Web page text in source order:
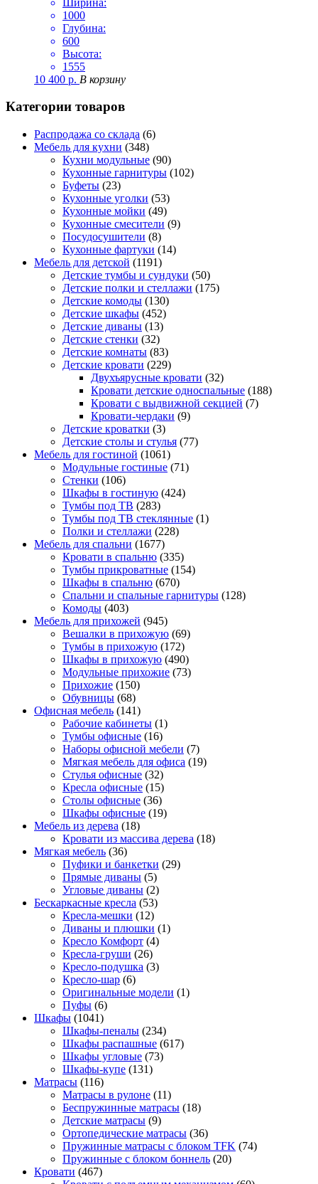
1000
Глубина:
600
Высота:
1555
10 400 р. В корзину
Категории товаров
Распродажа со склада (6)
Мебель для кухни (348)
Кухни модульные (90)
Кухонные гарнитуры (102)
Буфеты (23)
Кухонные уголки (53)
Кухонные мойки (49)
Кухонные смесители (9)
Посудосушители (8)
Кухонные фартуки (14)
Мебель для детской (1191)
Детские тумбы и сундуки (50)
Детские полки и стеллажи (175)
Детские комоды (130)
Детские шкафы (452)
Детские диваны (13)
Детские стенки (32)
Детские комнаты (83)
Детские кровати (229)
Двухъярусные кровати (32)
Кровати детские односпальные (188)
Кровати с выдвижной секцией (7)
Кровати-чердаки (9)
Детские кроватки (3)
Детские столы и стулья (77)
Мебель для гостиной (1061)
Модульные гостиные (71)
Стенки (106)
Шкафы в гостиную (424)
Тумбы под ТВ (283)
Тумбы под ТВ стеклянные (1)
Полки и стеллажи (228)
Мебель для спальни (1677)
Кровати в спальню (335)
Тумбы прикроватные (154)
Шкафы в спальню (670)
Спальни и спальные гарнитуры (128)
Комоды (403)
Мебель для прихожей (945)
Вешалки в прихожую (69)
Тумбы в прихожую (172)
Шкафы в прихожую (490)
Модульные прихожие (73)
Прихожие (150)
Обувницы (68)
Офисная мебель (141)
Рабочие кабинеты (1)
Тумбы офисные (16)
Наборы офисной мебели (7)
Мягкая мебель для офиса (19)
Стулья офисные (32)
Кресла офисные (15)
Столы офисные (36)
Шкафы офисные (19)
Мебель из дерева (18)
Кровати из массива дерева (18)
Мягкая мебель (36)
Пуфики и банкетки (29)
Прямые диваны (5)
Угловые диваны (2)
Бескаркасные кресла (53)
Кресла-мешки (12)
Диваны и плюшки (1)
Кресло Комфорт (4)
Кресла-груши (26)
Кресло-подушка (3)
Кресло-шар (6)
Оригинальные модели (1)
Пуфы (6)
Шкафы (1041)
Шкафы-пеналы (234)
Шкафы распашные (617)
Шкафы угловые (73)
Шкафы-купе (131)
Матрасы (116)
Матрасы в рулоне (11)
Беспружинные матрасы (18)
Детские матрасы (9)
Ортопедические матрасы (36)
Пружинные матрасы с блоком TFK (74)
Пружинные с блоком боннель (20)
Кровати (467)